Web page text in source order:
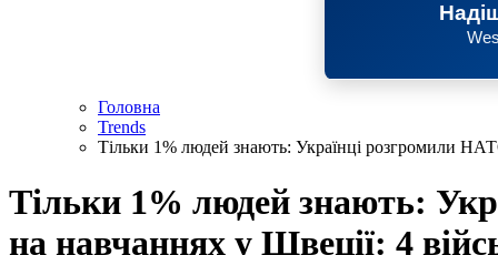
Головна
Trends
Тільки 1% людей знають: Українці розгромили
Тільки 1% людей знають:
на навчаннях у Швеції: 4